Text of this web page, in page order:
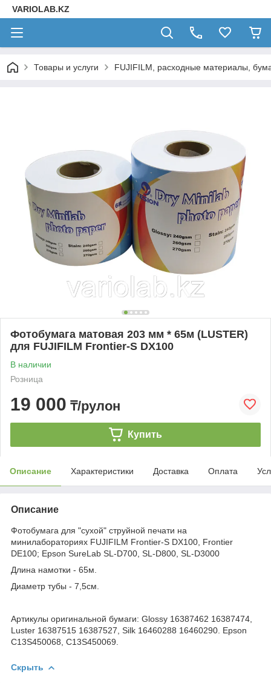
VARIOLAB.KZ
Товары и услуги FUJIFILM, расходные материалы,
Фотобумага матовая 203 мм * 65м (LUSTER)
для FUJIFILM Frontier-S DX100
В наличии
Розница
19 000 ₸/рулон
Купить
Описание Характеристики Доставка Оплата
Описание
Фотобумага для "сухой" струйной печати на
минилабораториях FUJIFILM Frontier-S DX100, Frontier
DE100; Epson SureLab SL-D700, SL-D800, SL-D3000
Длина намотки - 65м.
Диаметр тубы - 7,5см.
Артикулы оригинальной бумаги: Glossy 16387462 16387474,
Luster 16387515 16387527, Silk 16460288 16460290. Epson
C13S450068, C13S450069.
Скрыть